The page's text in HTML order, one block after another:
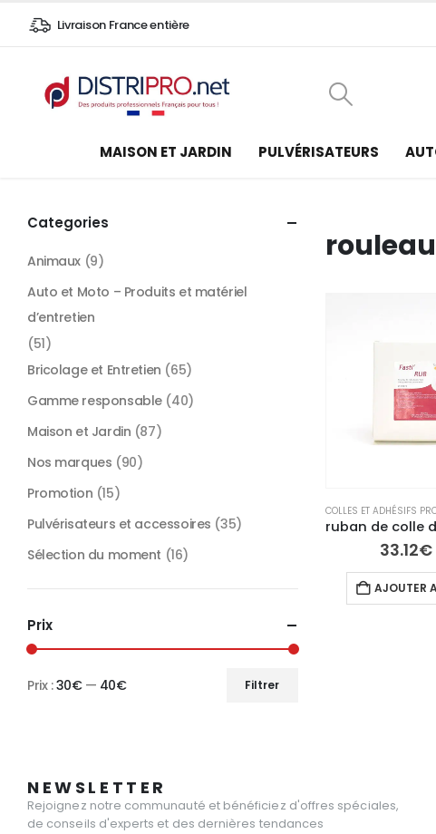
Livraison France entière
MAISON ET JARDIN PULVÉRISATEURS
COLLES ET ADHÉSIFS
33.12€
AJOUTER
Categories
Animaux (9)
Auto et Moto – Produits et matériel
d’entretien
(51)
Bricolage et Entretien (65)
Gamme responsable (40)
Maison et Jardin (87)
Nos marques (90)
Promotion (15)
Pulvérisateurs et accessoires (35)
Sélection du moment (16)
Prix
Filtrer
Prix :30€— 40€
NEWSLETTER
Rejoignez notre communauté et bénéficiez d'offres spéciales,
de conseils d'experts et des dernières tendances